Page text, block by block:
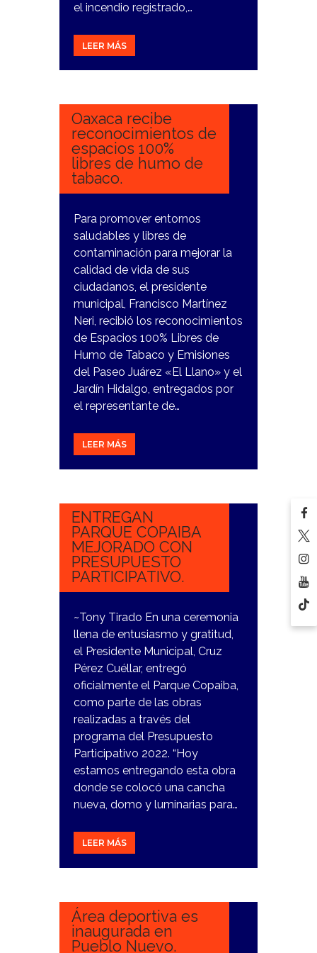
el incendio registrado,…
LEER MÁS
29
Oaxaca recibe
reconocimientos de
espacios 100%
libres de humo de
tabaco.
Para promover entornos
saludables y libres de
contaminación para mejorar la
calidad de vida de sus
ciudadanos, el presidente
municipal, Francisco Martínez
Neri, recibió los reconocimientos
de Espacios 100% Libres de
Humo de Tabaco y Emisiones
del Paseo Juárez «El Llano» y el
Jardín Hidalgo, entregados por
el representante de…
LEER MÁS
28
ENTREGAN
PARQUE COPAIBA
MEJORADO CON
PRESUPUESTO
PARTICIPATIVO.
~Tony Tirado En una ceremonia
llena de entusiasmo y gratitud,
el Presidente Municipal, Cruz
Pérez Cuéllar, entregó
oficialmente el Parque Copaiba,
como parte de las obras
realizadas a través del
programa del Presupuesto
Participativo 2022. “Hoy
estamos entregando esta obra
donde se colocó una cancha
nueva, domo y luminarias para…
LEER MÁS
21
Área deportiva es
inaugurada en
Pueblo Nuevo.